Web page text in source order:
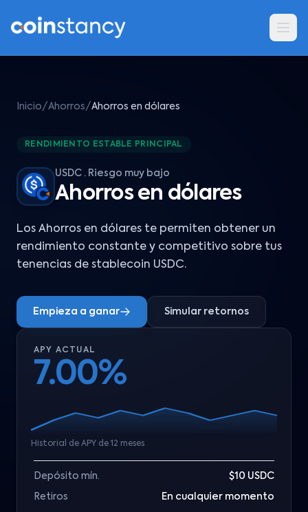
Inicio/Ahorros/Ahorros en dólares
RENDIMIENTO ESTABLE PRINCIPAL
USDC · Riesgo muy bajo
Ahorros en dólares
Los Ahorros en dólares te permiten obtener un
rendimiento constante y competitivo sobre tus
tenencias de stablecoin USDC.
Empieza a ganar Simular retornos
APY ACTUAL
7.00%
Historial de APY de 12 meses
Depósito mín. $10 USDC
Retiros En cualquier momento